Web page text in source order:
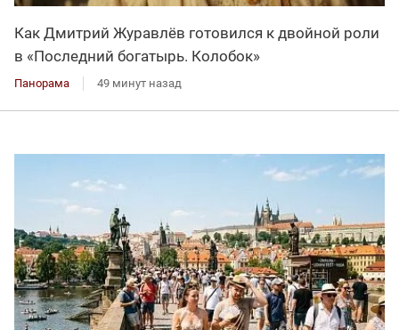
Как Дмитрий Журавлёв готовился к двойной роли
в «Последний богатырь. Колобок»
Панорама 49 минут назад